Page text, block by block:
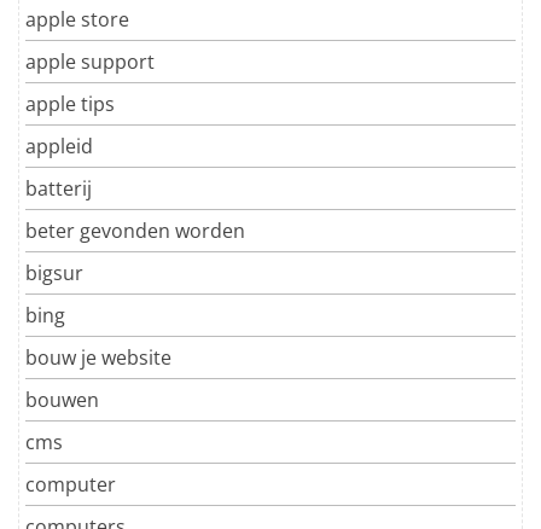
apple store
apple support
apple tips
appleid
batterij
beter gevonden worden
bigsur
bing
bouw je website
bouwen
cms
computer